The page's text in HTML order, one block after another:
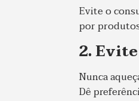
Evite o
por
2.
Nunca
Dê